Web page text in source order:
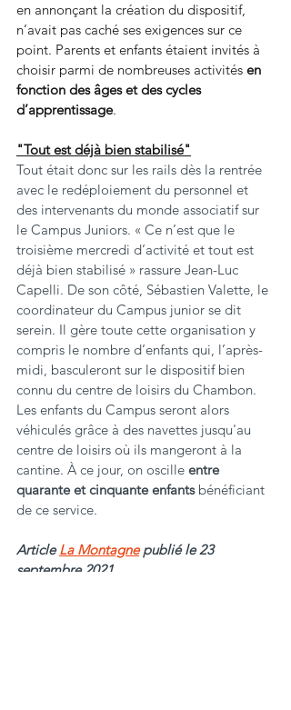
en annonçant la création du dispositif,
n’avait pas caché ses exigences sur ce
point. Parents et enfants étaient invités à
choisir parmi de nombreuses activités en
fonction des âges et des cycles
d’apprentissage.
"Tout est déjà bien stabilisé"
Tout était donc sur les rails dès la rentrée
avec le redéploiement du personnel et
des intervenants du monde associatif sur
le Campus Juniors. « Ce n’est que le
troisième mercredi d’activité et tout est
déjà bien stabilisé » rassure Jean-Luc
Capelli. De son côté, Sébastien Valette, le
coordinateur du Campus junior se dit
serein. Il gère toute cette organisation y
compris le nombre d’enfants qui, l’après-
midi, basculeront sur le dispositif bien
connu du centre de loisirs du Chambon.
Les enfants du Campus seront alors
véhiculés grâce à des navettes jusqu'au
centre de loisirs où ils mangeront à la
cantine. À ce jour, on oscille entre
quarante et cinquante enfants bénéficiant
de ce service.
Article La Montagne publié le 23
septembre 2021.